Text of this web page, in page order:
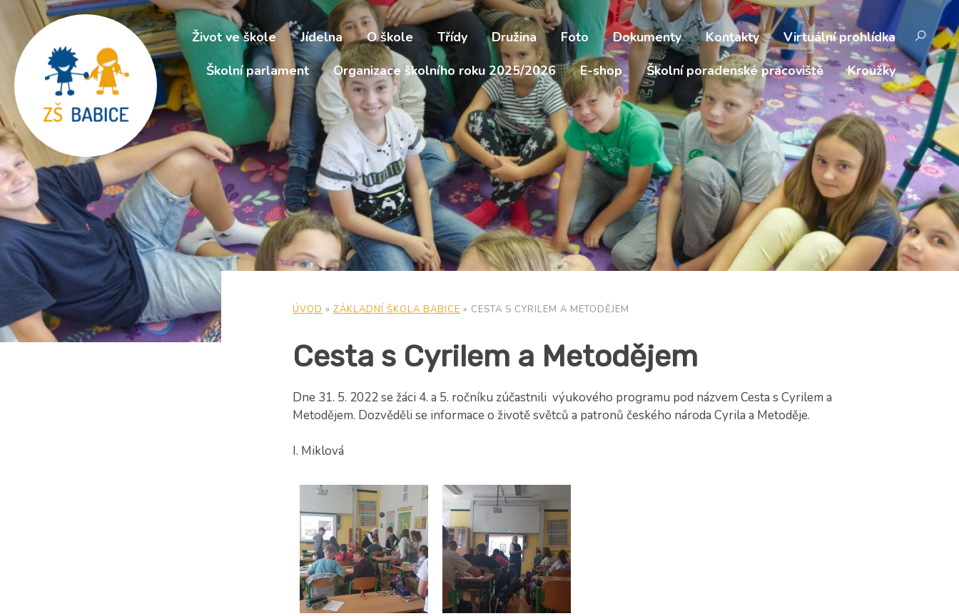
Život ve škole Jídelna O škole Třídy Družina Foto Dokumenty Kontakty
Virtuální prohlídka
Školní parlament
Organizace školního roku 2025/2026 E-shop Školní poradenské pracoviště Kroužky
ÚVOD » ZÁKLADNÍ ŠKOLA BABICE » CESTA S CYRILEM A METODĚJEM
Cesta s Cyrilem a Metodějem
Dne 31. 5. 2022 se žáci 4. a 5. ročníku zúčastnili výukového programu pod názvem Cesta s Cyrilem a
Metodějem. Dozvěděli se informace o životě světců a patronů českého národa Cyrila a Metoděje.
I. Miklová